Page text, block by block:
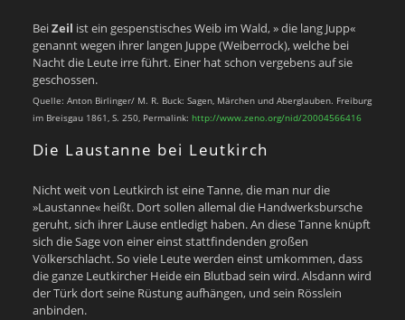
BeiZeil ist ein gespenstisches Weib im Wald, » die lang Jupp«
genannt wegen ihrer langen Juppe (Weiberrock), welche bei
Nacht die Leute irre führt. Einer hat schon vergebens auf sie
geschossen.
Quelle: Anton Birlinger/ M. R. Buck: Sagen, Märchen und Aberglauben. Freiburg
im Breisgau 1861, S. 250, Permalink: http://www.zeno.org/nid/20004566416
Die Laustanne bei Leutkirch
Nicht weit von Leutkirch ist eine Tanne, die man nur die
»Laustanne« heißt. Dort sollen allemal die Handwerksbursche
geruht, sich ihrer Läuse entledigt haben. An diese Tanne knüpft
sich die Sage von einer einst stattfindenden großen
Völkerschlacht. So viele Leute werden einst umkommen, dass
die ganze Leutkircher Heide ein Blutbad sein wird. Alsdann wird
der Türk dort seine Rüstung aufhängen, und sein Rösslein
anbinden.